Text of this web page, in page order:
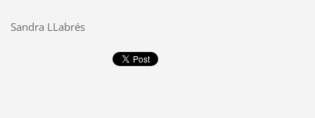
Sandra LLabrés